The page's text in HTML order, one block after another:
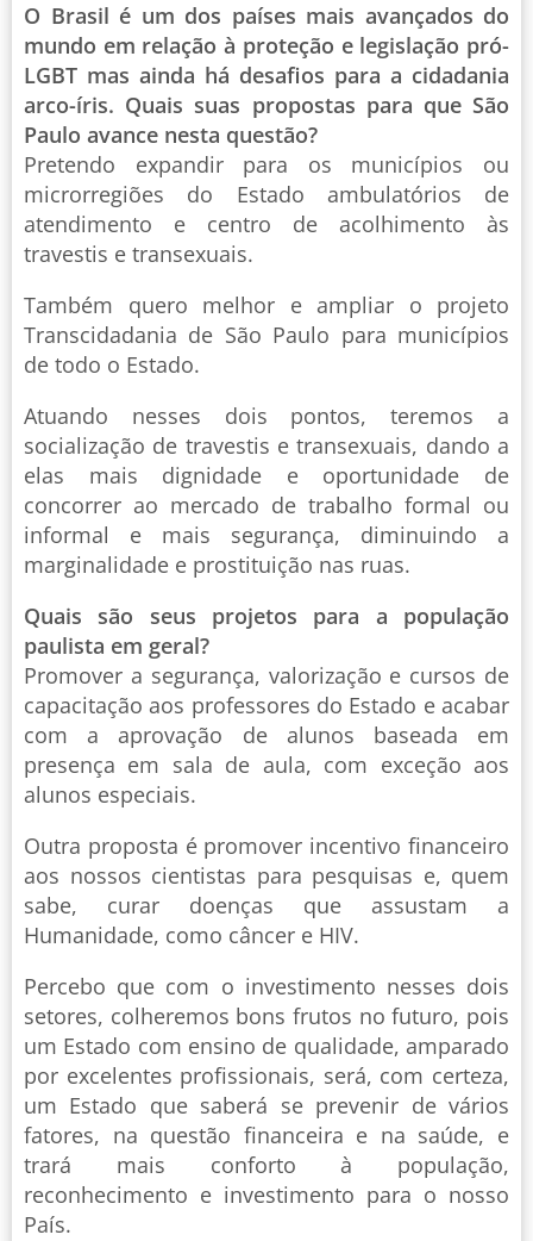
O Brasil é um dos países mais avançados do
mundo em relação à proteção e legislação pró-
LGBT mas ainda há desafios para a cidadania
arco-íris. Quais suas propostas para que São
Paulo avance nesta questão?
Pretendo expandir para os municípios ou
microrregiões do Estado ambulatórios de
atendimento e centro de acolhimento às
travestis e transexuais.
Também quero melhor e ampliar o projeto
Transcidadania de São Paulo para municípios
de todo o Estado.
Atuando nesses dois pontos, teremos a
socialização de travestis e transexuais, dando a
elas mais dignidade e oportunidade de
concorrer ao mercado de trabalho formal ou
informal e mais segurança, diminuindo a
marginalidade e prostituição nas ruas.
Quais são seus projetos para a população
paulista em geral?
Promover a segurança, valorização e cursos de
capacitação aos professores do Estado e acabar
com a aprovação de alunos baseada em
presença em sala de aula, com exceção aos
alunos especiais.
Outra proposta é promover incentivo financeiro
aos nossos cientistas para pesquisas e, quem
sabe, curar doenças que assustam a
Humanidade, como câncer e HIV.
Percebo que com o investimento nesses dois
setores, colheremos bons frutos no futuro, pois
um Estado com ensino de qualidade, amparado
por excelentes profissionais, será, com certeza,
um Estado que saberá se prevenir de vários
fatores, na questão financeira e na saúde, e
trará mais conforto à população,
reconhecimento e investimento para o nosso
País.